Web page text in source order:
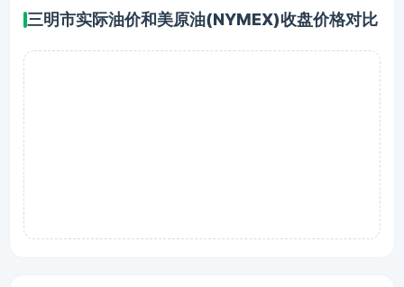
三明市实际油价和美原油(NYMEX)收盘价格对比